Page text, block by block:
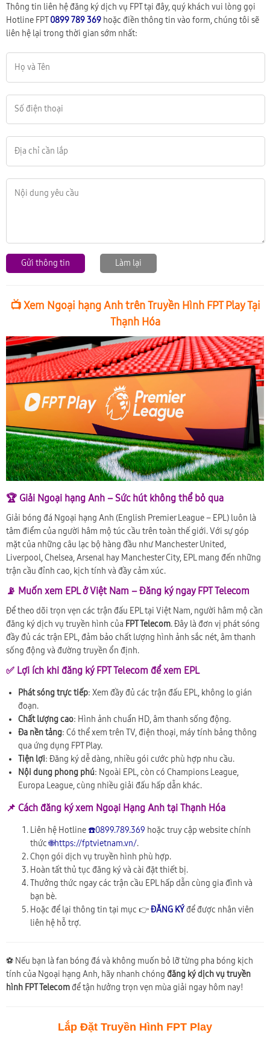
Thông tin liên hệ đăng ký dịch vụ FPT tại đây, quý khách vui lòng gọi
Hotline FPT0899 789 369 hoặc điền thông tin vào form, chúng tôi sẽ
liên hệ lại trong thời gian sớm nhất:
Gửi thông tin Làm lại
📺 Xem Ngoại hạng Anh trên Truyền Hình FPT Play Tại
Thạnh Hóa
🏆 Giải Ngoại hạng Anh – Sức hút không thể bỏ qua
Giải bóng đá Ngoại hạng Anh (English Premier League – EPL) luôn là
tâm điểm của người hâm mộ túc cầu trên toàn thế giới. Với sự góp
mặt của những câu lạc bộ hàng đầu như Manchester United,
Liverpool, Chelsea, Arsenal hay Manchester City, EPL mang đến những
trận cầu đỉnh cao, kịch tính và đầy cảm xúc.
📡 Muốn xem EPL ở Việt Nam – Đăng ký ngay FPT Telecom
Để theo dõi trọn vẹn các trận đấu EPL tại Việt Nam, người hâm mộ cần
đăng ký dịch vụ truyền hình của FPT Telecom. Đây là đơn vị phát sóng
đầy đủ các trận EPL, đảm bảo chất lượng hình ảnh sắc nét, âm thanh
sống động và đường truyền ổn định.
✅ Lợi ích khi đăng ký FPT Telecom để xem EPL
Phát sóng trực tiếp: Xem đầy đủ các trận đấu EPL, không lo gián
đoạn.
Chất lượng cao: Hình ảnh chuẩn HD, âm thanh sống động.
Đa nền tảng: Có thể xem trên TV, điện thoại, máy tính bảng thông
qua ứng dụng FPT Play.
Tiện lợi: Đăng ký dễ dàng, nhiều gói cước phù hợp nhu cầu.
Nội dung phong phú: Ngoài EPL, còn có Champions League,
Europa League, cùng nhiều giải đấu hấp dẫn khác.
📌 Cách đăng ký xem Ngoại Hạng Anh tại Thạnh Hóa
Liên hệ Hotline ☎️0899.789.369 hoặc truy cập website chính
thức🌐https://fptvietnam.vn/.
Chọn gói dịch vụ truyền hình phù hợp.
Hoàn tất thủ tục đăng ký và cài đặt thiết bị.
Thưởng thức ngay các trận cầu EPL hấp dẫn cùng gia đình và
bạn bè.
Hoặc để lại thông tin tại mục 👉ĐĂNG KÝđể được nhân viên
liên hệ hỗ trợ.
⚽ Nếu bạn là fan bóng đá và không muốn bỏ lỡ từng pha bóng kịch
tính của Ngoại hạng Anh, hãy nhanh chóng đăng ký dịch vụ truyền
hình FPT Telecomđể tận hưởng trọn vẹn mùa giải ngay hôm nay!
Lắp Đặt Truyền Hình FPT Play